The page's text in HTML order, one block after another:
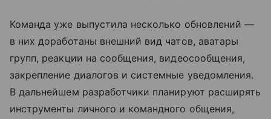
Команда уже выпустила несколько обновлений —
в них доработаны внешний вид чатов, аватары
групп, реакции на сообщения, видеосообщения,
закрепление диалогов и системные уведомления.
В дальнейшем разработчики планируют расширять
инструменты личного и командного общения,